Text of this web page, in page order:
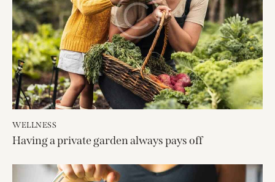
WELLNESS
Having a private garden always pays off